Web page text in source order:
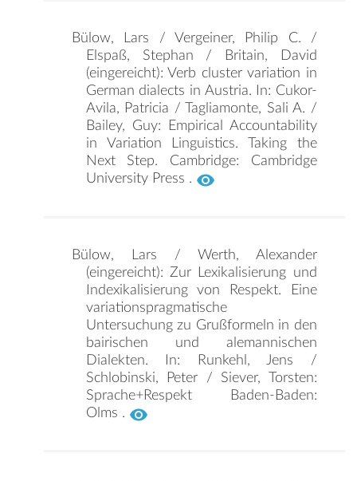
Bülow, Lars / Vergeiner, Philip C. /
Elspaß, Stephan / Britain, David
(eingereicht): Verb cluster variation in
German dialects in Austria. In: Cukor-
Avila, Patricia / Tagliamonte, Sali A. /
Bailey, Guy: Empirical Accountability
in Variation Linguistics. Taking the
Next Step. Cambridge: Cambridge
University Press .
Bülow, Lars / Werth, Alexander
(eingereicht): Zur Lexikalisierung und
Indexikalisierung von Respekt. Eine
variationspragmatische
Untersuchung zu Grußformeln in den
bairischen und alemannischen
Dialekten. In: Runkehl, Jens /
Schlobinski, Peter / Siever, Torsten:
Sprache+Respekt Baden-Baden:
Olms .